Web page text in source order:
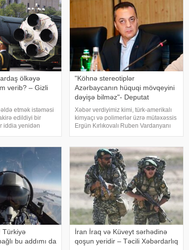
ölkəyə
verib? – Gizli
əldə etmək istəməsi
edildiyi bir
iddia yenidən
Pakistanın nüvə
"Köhnə stereotiplər
Azərbaycanın hüquqi mövqeyini
dəyişə bilməz"- Deputat
Xəbər verdiyimiz kimi, türk-amerikalı
kimyaçı və polimerlər üzrə mütəxəssis
Ergün Kırlıkovalı Ruben Vardanyanı
ilə əlaqədar amerikalı risk tədqiqatçısı
v
Türkiyə
bu addımı da
İran İraq və Küveyt sərhədinə
qoşun yeridir – Təcili Xəbərdarlıq